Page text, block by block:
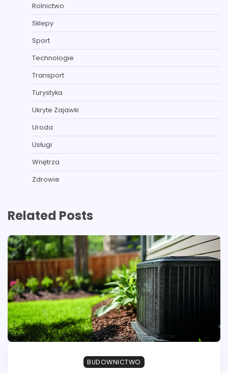
Rolnictwo
Sklepy
Sport
Technologie
Transport
Turystyka
Ukryte Zajawki
Uroda
Usługi
Wnętrza
Zdrowie
Related Posts
BUDOWNICTWO